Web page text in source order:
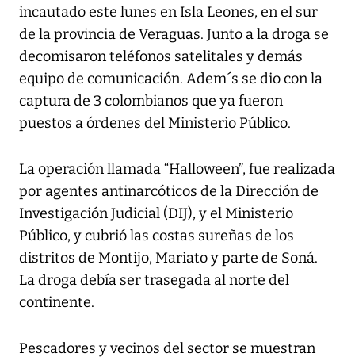
incautado este lunes en Isla Leones, en el sur
de la provincia de Veraguas. Junto a la droga se
decomisaron teléfonos satelitales y demás
equipo de comunicación. Adem´s se dio con la
captura de 3 colombianos que ya fueron
puestos a órdenes del Ministerio Público.
La operación llamada “Halloween”, fue realizada
por agentes antinarcóticos de la Dirección de
Investigación Judicial (DIJ), y el Ministerio
Público, y cubrió las costas sureñas de los
distritos de Montijo, Mariato y parte de Soná.
La droga debía ser trasegada al norte del
continente.
Pescadores y vecinos del sector se muestran